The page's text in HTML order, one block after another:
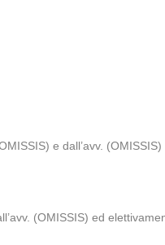
e dall’avv.
(OMISSIS) ed